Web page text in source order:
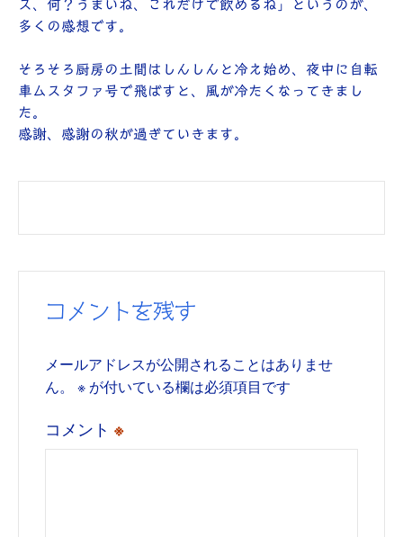
ス、何？うまいね、これだけで飲めるね」というのが、
多くの感想です。
そろそろ厨房の土間はしんしんと冷え始め、夜中に自転
車ムスタファ号で飛ばすと、風が冷たくなってきまし
た。
感謝、感謝の秋が過ぎていきます。
コメントを残す
メールアドレスが公開されることはありませ
ん。
※ が付いている欄は必須項目です
コメント ※